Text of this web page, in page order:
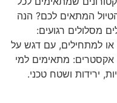
המתאים לכם? הנה
מסלולים רגועים:
למתחילים, עם דגש על
אקסטרים: מתאימים למי
ירידות ושטח טכני.